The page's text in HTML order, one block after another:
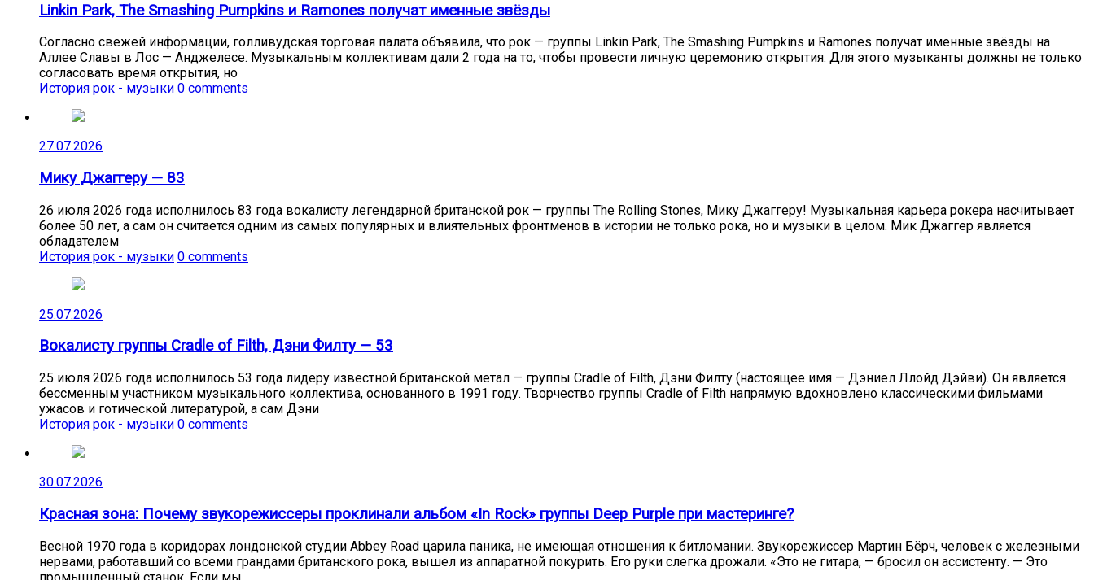
Linkin Park, The Smashing Pumpkins и Ramones получат именные звёзды
Согласно свежей информации, голливудская торговая палата объявила, что рок — группы Linkin Park, The Smashing Pumpkins и Ramones получат именные звёзды на
Аллее Славы в Лос — Анджелесе. Музыкальным коллективам дали 2 года на то, чтобы провести личную церемонию открытия. Для этого музыканты должны не только
согласовать время открытия, но
История рок - музыки 0 comments
27.07.2026
Мику Джаггеру — 83
26 июля 2026 года исполнилось 83 года вокалисту легендарной британской рок — группы The Rolling Stones, Мику Джаггеру! Музыкальная карьера рокера насчитывает
более 50 лет, а сам он считается одним из самых популярных и влиятельных фронтменов в истории не только рока, но и музыки в целом. Мик Джаггер является
обладателем
История рок - музыки 0 comments
25.07.2026
Вокалисту группы Cradle of Filth, Дэни Филту — 53
25 июля 2026 года исполнилось 53 года лидеру известной британской метал — группы Cradle of Filth, Дэни Филту (настоящее имя — Дэниел Ллойд Дэйви). Он является
бессменным участником музыкального коллектива, основанного в 1991 году. Творчество группы Cradle of Filth напрямую вдохновлено классическими фильмами
ужасов и готической литературой, а сам Дэни
История рок - музыки 0 comments
30.07.2026
Красная зона: Почему звукорежиссеры проклинали альбом «In Rock» группы Deep Purple при мастеринге?
Весной 1970 года в коридорах лондонской студии Abbey Road царила паника, не имеющая отношения к битломании. Звукорежиссер Мартин Бёрч, человек с железными
нервами, работавший со всеми грандами британского рока, вышел из аппаратной покурить. Его руки слегка дрожали. «Это не гитара, — бросил он ассистенту. — Это
промышленный станок. Если мы